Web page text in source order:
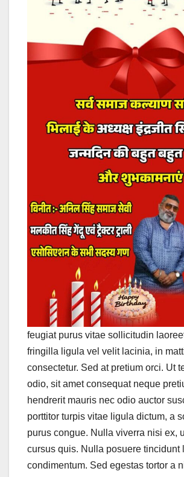
feugiat purus vitae sollicitudin
fringilla ligula vel velit lacinia, in
consectetur. Sed at pretium orci. Ut
odio, sit amet consequat neque
hendrerit mauris nec odio auctor
porttitor turpis vitae ligula dictum, a
purus congue. Nulla viverra nisi ex,
cursus quis. Nulla posuere tincidunt
condimentum. Sed egestas tortor a